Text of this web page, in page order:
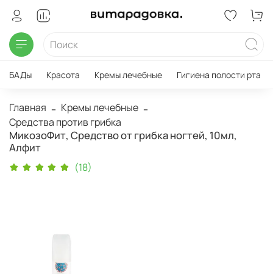
БАДы Красота Кремы лечебные Гигиена полости рта
Главная
Кремы лечебные
Средства против грибка
МикозоФит, Средство от грибка ногтей, 10мл,
Алфит
(18)